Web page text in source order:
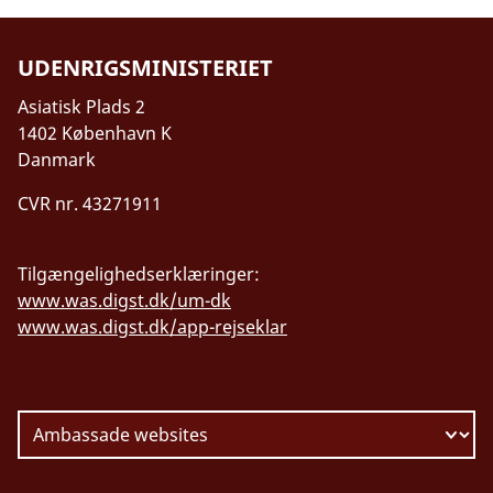
UDENRIGSMINISTERIET
Asiatisk Plads 2
1402 København K
Danmark
CVR nr. 43271911
Tilgængelighedserklæringer:
www.was.digst.dk/um-dk
www.was.digst.dk/app-rejseklar